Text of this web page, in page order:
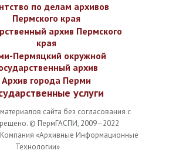
по делам архивов
Пермского края
архив Пермского
края
Пермяцкий окружной
архив
Архив города Перми
услуги
сайта без согласования с
© ПермГАСПИ, 2009–2022
Компания «Архивные Информационные
Технологии»